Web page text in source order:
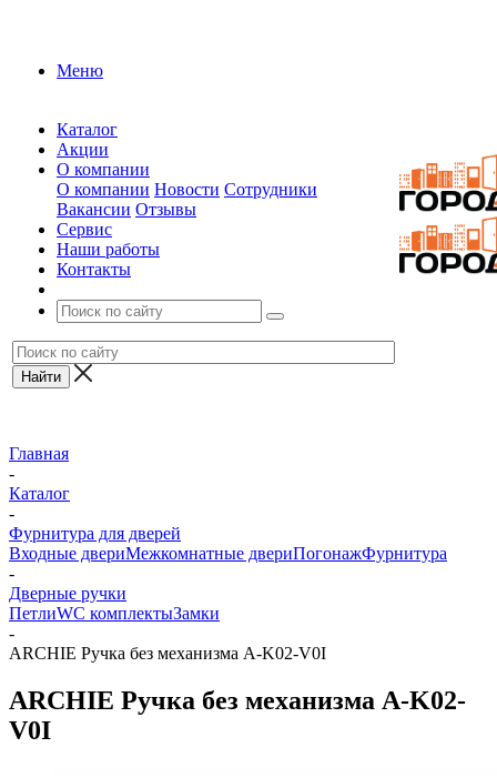
Меню
Каталог
Акции
О компании
О компании Новости Сотрудники
Вакансии Отзывы
Сервис
Наши работы
Контакты
Главная
-
Каталог
-
Фурнитура для дверей
Входные двериМежкомнатные двериПогонажФурнитура
-
Дверные ручки
ПетлиWC комплектыЗамки
-
ARCHIE Ручка без механизма A-K02-V0I
ARCHIE Ручка без механизма A-K02-
V0I